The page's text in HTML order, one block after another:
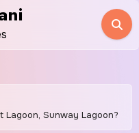
Lagoon, Sunway Lagoon?